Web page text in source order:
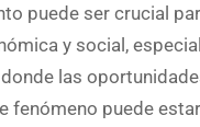
puede ser crucial
y social,
las
fenómeno puede